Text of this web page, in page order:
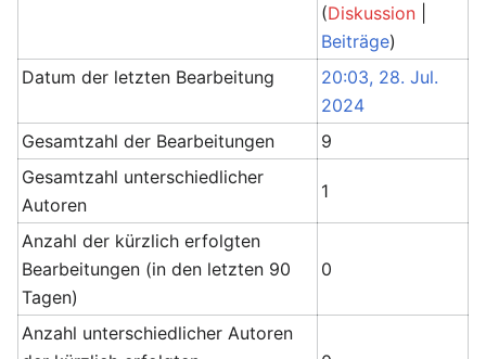
(Diskussion
Beiträge)
Datum der letzten Bearbeitung
20:03, 28. Jul.
2024
Gesamtzahl der Bearbeitungen
9
Gesamtzahl unterschiedlicher
Autoren
1
Anzahl der kürzlich erfolgten
Bearbeitungen (in den letzten 90
Tagen)
0
Anzahl unterschiedlicher Autoren